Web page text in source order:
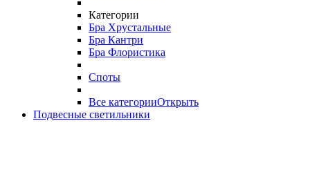
Категории
Бра Хрустальные
Бра Кантри
Бра Флористика
Споты
Все категорииОткрыть
Подвесные светильники